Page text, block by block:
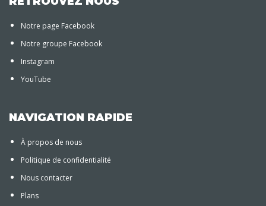
Notre page Facebook
Notre groupe Facebook
Instagram
YouTube
NAVIGATION RAPIDE
À propos de nous
Politique de confidentialité
Nous contacter
Plans